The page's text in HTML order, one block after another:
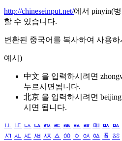
http://chineseinput.net/에서 pinyin(
할 수 있습니다.
변환된 중국어를 복사하여 사용하
예시)
中文 을 입력하시려면
누르시면됩니다.
北京 을 입력하시려면 beijing
시면 됩니다.
ㅥ ㅦ ㅧ ㅨ ㅩ ㅪ ㅫ ㅬ ㅭ ㅮ ㅯ ㅰ
ㅺ ㅻ ㅼ ㅽ ㅾ ㅿ ㆀ ㆁ ㆂ ㆃ ㆄ ㆅ